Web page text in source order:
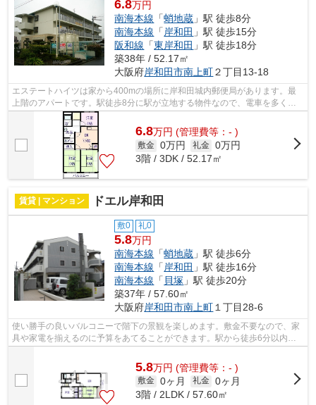
6.8万円
南海本線 「蛸地蔵 」駅 徒歩8分
南海本線 「 岸和田 」駅 徒歩15分
阪和線 「東岸和田 」駅 徒歩18分
築38年 / 52.17㎡
大阪府岸和田市南上町２丁目13-18
エステートハイツは家から400mの場所に岸和田城内郵便局があります。最
上階のアパートです。駅徒歩8分に駅が立地する物件なので、電車を多く利
用する方にとって便利です。大起 ダイキ...
6.8万円 (管理費等：- )
敷金 0万円 礼金 0万円
3階 / 3DK / 52.17㎡
賃貸 | マンション ドエル岸和田
敷0 礼0
5.8万円
南海本線 「蛸地蔵 」駅 徒歩6分
南海本線 「岸和田 」駅 徒歩16分
南海本線 「 貝塚 」駅 徒歩20分
築37年 / 57.60㎡
大阪府岸和田市南上町１丁目28-6
使い勝手の良いバルコニーで階下の景観を楽しめます。敷金不要なので、家
具や家電を揃えるのに予算をあてることができます。駅から徒歩6分以内の
5.8万円 (管理費等：- )
敷金 0ヶ月 礼金 0ヶ月
3階 / 2LDK / 57.60㎡